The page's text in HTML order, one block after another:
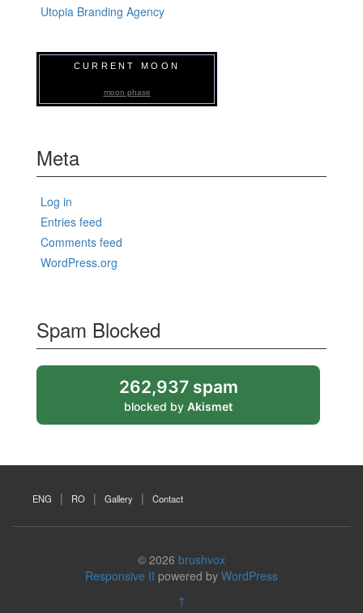
Utopia Branding Agency
CURRENT MOON
moon phase
Meta
Log in
Entries feed
Comments feed
WordPress.org
Spam Blocked
262,937 spam
blocked by Akismet
ENG RO Gallery Contact
© 2026 brushvox
Responsive II powered by WordPress
↑